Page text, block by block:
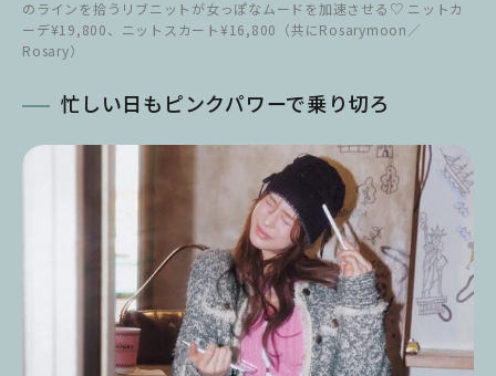
のラインを拾うリブニットが女っぽなムードを加速させる♡ ニットカ
ーデ¥19,800、ニットスカート¥16,800（共にRosarymoon／
Rosary）
忙しい日もピンクパワーで乗り切ろ